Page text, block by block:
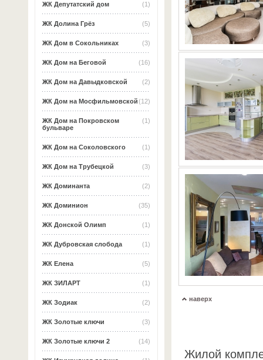
(1)
ЖК Депутатский дом
(5)
ЖК Долина Грёз
(3)
ЖК Дом в Сокольниках
(16)
ЖК Дом на Беговой
(2)
ЖК Дом на Давыдковской
(12)
ЖК Дом на Мосфильмовской
(1)
ЖК Дом на Покровском
бульваре
(1)
ЖК Дом на Соколовского
(3)
ЖК Дом на Трубецкой
(2)
ЖК Доминанта
(35)
ЖК Доминион
(1)
ЖК Донской Олимп
(1)
ЖК Дубровская слобода
(5)
ЖК Елена
(1)
ЖК ЗИЛАРТ
(2)
ЖК Зодиак
(3)
ЖК Золотые ключи
(14)
ЖК Золотые ключи 2
наверх
Жилой